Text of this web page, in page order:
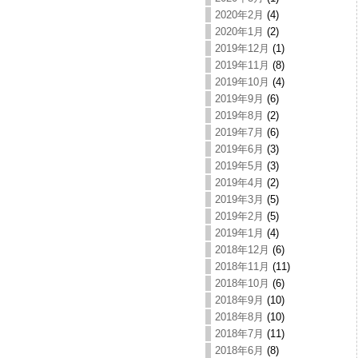
2020年2月 (4)
2020年1月 (2)
2019年12月 (1)
2019年11月 (8)
2019年10月 (4)
2019年9月 (6)
2019年8月 (2)
2019年7月 (6)
2019年6月 (3)
2019年5月 (3)
2019年4月 (2)
2019年3月 (5)
2019年2月 (5)
2019年1月 (4)
2018年12月 (6)
2018年11月 (11)
2018年10月 (6)
2018年9月 (10)
2018年8月 (10)
2018年7月 (11)
2018年6月 (8)